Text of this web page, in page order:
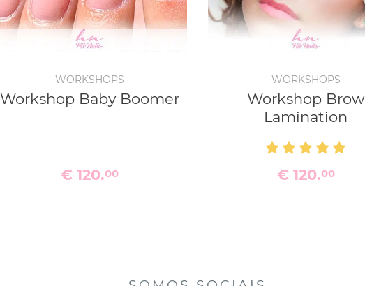
WORKSHOPS
Workshop Baby Boomer
€ 120.00
WORKSHOPS
Workshop Brow
Lamination
€ 120.00